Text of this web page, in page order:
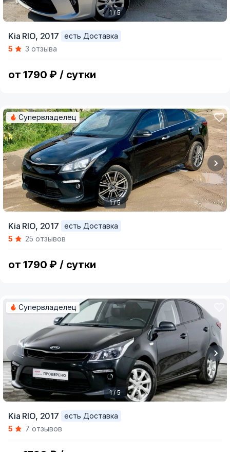
of
1 / 5
Kia RIO, 2017
есть Доставка
5
3 отзыва
от 1790 ₽ / сутки
of
Супервладелец
1 / 5
Kia RIO, 2017
есть Доставка
5
25 отзывов
от 1790 ₽ / сутки
of
Супервладелец
1 / 5
Kia RIO, 2017
есть Доставка
5
7 отзывов